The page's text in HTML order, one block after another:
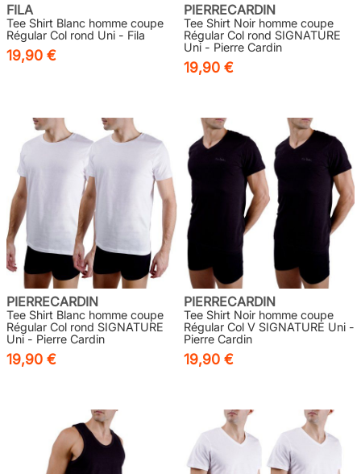
FILA
Tee Shirt Blanc homme coupe
Régular Col rond Uni - Fila
19,90 €
PIERRECARDIN
Tee Shirt Noir homme coupe
Régular Col rond SIGNATURE
Uni - Pierre Cardin
19,90 €
PIERRECARDIN
Tee Shirt Blanc homme coupe
Régular Col rond SIGNATURE
Uni - Pierre Cardin
19,90 €
PIERRECARDIN
Tee Shirt Noir homme coupe
Régular Col V SIGNATURE Uni -
Pierre Cardin
19,90 €